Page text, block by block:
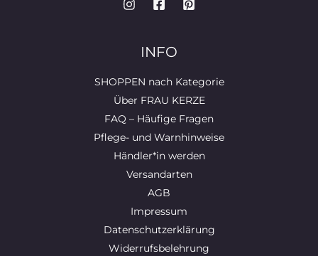
INFO
SHOPPEN nach Kategorie
Über FRAU KERZE
FAQ – Häufige Fragen
Pflege- und Warnhinweise
Händler*in werden
Versandarten
AGB
Impressum
Datenschutzerklärung
Widerrufsbelehrung